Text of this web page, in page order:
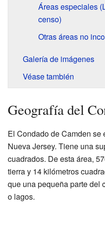
Áreas especiales
censo)
Otras áreas no
Galería de imágenes
Véase también
Geografía del
El Condado de Camden se
Nueva Jersey. Tiene una
cuadrados. De esta área,
tierra y 14 kilómetros
que una pequeña parte del
o lagos.